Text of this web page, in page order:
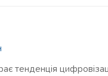
тенденція